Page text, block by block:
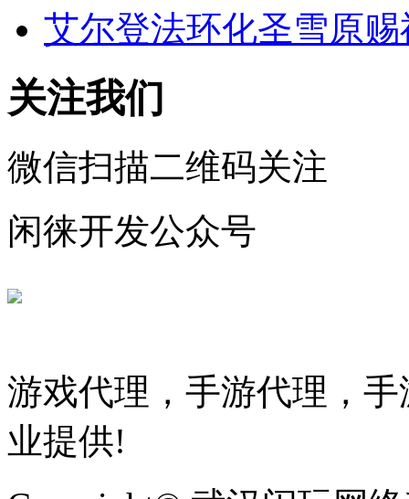
艾尔登法环化圣雪原
关注我们
微信扫描二维码关注
闲徕开发公众号
游戏代理，手游代理，
业提供!